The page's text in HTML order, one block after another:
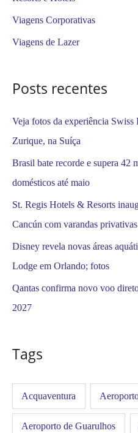
p
r
Viagens Corporativas
Viagens de Lazer
Posts recentes
Veja fotos da experiência
Zurique, na Suíça
Brasil bate recorde e supera 42
domésticos até maio
St. Regis Hotels & Resorts
Cancún com varandas privativas
Disney revela novas áreas
Lodge em Orlando; fotos
Qantas confirma novo voo
2027
Tags
Acquaventura
Aeroporto de Guarulhos